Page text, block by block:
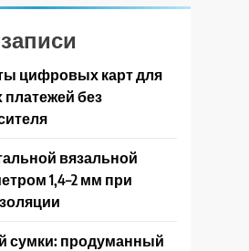
цифровых карт для
без
вязальной
1,4–2 мм при
сумки: продуманный